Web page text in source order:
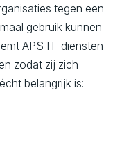
tegen een
gebruik kunnen
APS IT-diensten
zodat zij zich
belangrijk is: